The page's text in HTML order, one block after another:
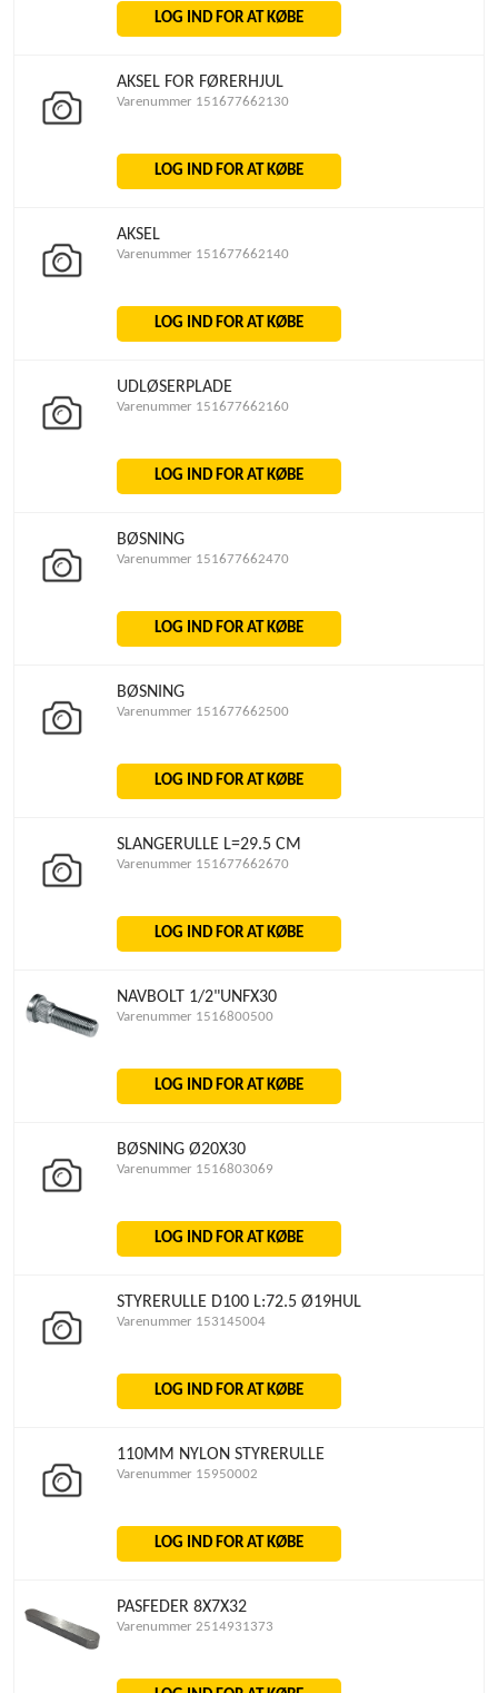
LOG IND FOR AT KØBE
AKSEL FOR FØRERHJUL
Varenummer 151677662130
LOG IND FOR AT KØBE
AKSEL
Varenummer 151677662140
LOG IND FOR AT KØBE
UDLØSERPLADE
Varenummer 151677662160
LOG IND FOR AT KØBE
BØSNING
Varenummer 151677662470
LOG IND FOR AT KØBE
BØSNING
Varenummer 151677662500
LOG IND FOR AT KØBE
SLANGERULLE L=29.5 CM
Varenummer 151677662670
LOG IND FOR AT KØBE
NAVBOLT 1/2"UNFX30
Varenummer 1516800500
LOG IND FOR AT KØBE
BØSNING Ø20X30
Varenummer 1516803069
LOG IND FOR AT KØBE
STYRERULLE D100 L:72.5 Ø19HUL
Varenummer 153145004
LOG IND FOR AT KØBE
110MM NYLON STYRERULLE
Varenummer 15950002
LOG IND FOR AT KØBE
PASFEDER 8X7X32
Varenummer 2514931373